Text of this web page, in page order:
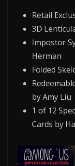
Retail
3D
Impostor
Herman
Folded
by Amy Liu
1 of 12
Cards by